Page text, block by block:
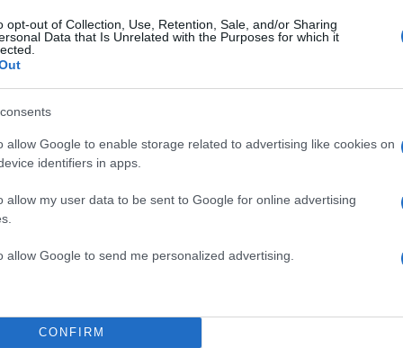
opt-out of Collection, Use, Retention, Sale, and/or Sharing
Data that Is Unrelated with the Purposes for which it
allow Google to enable storage related to advertising like cookies on
identifiers in apps.
allow my user data to be sent to Google for online advertising
allow Google to send me personalized advertising.
CONFIRM
αλκοόλ
είναι γνωστό για την περιεκτικότητά του σε
η κατάχρηση αλκοόλ, ιδιαίτερα τους θερινούς
αρρυθμίες, όπως όπως η κολπική μαρμαρυγή
γαστρο-οισοφαγικής παλινδρόμησης.
υπό υψηλές θερμοκρασίες ενέχει αυξημένο
άσκηση, με διαλείμματα ανάπαυσης και
της έντασης, ιδιαίτερα για μεσήλικες και άτομα με